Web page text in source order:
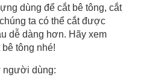
dùng để cắt bê tông, cắt
ta có thể cắt được
dễ dàng hơn. Hãy xem
tông nhé!
người dùng: